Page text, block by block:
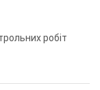
робіт